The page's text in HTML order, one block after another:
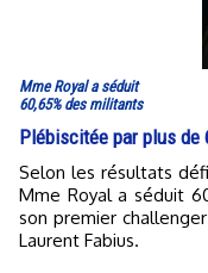
Mme Royal a séduit
60,65% des militants
Plébiscitée par plus de
Selon les résultats définitifs annoncés par la direction du PS,
Mme Royal a séduit
son premier
Laurent Fabius.